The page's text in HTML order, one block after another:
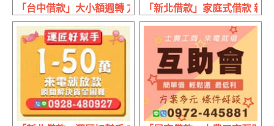
「台中借款」大小額週轉 方案多元 | 利息最低 門檻最低放
「新北借款」家庭式借款 親